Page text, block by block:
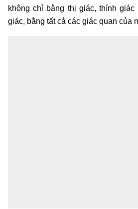
không chỉ bằng thị giác, thính
giác, bằng tất cả các giác quan của